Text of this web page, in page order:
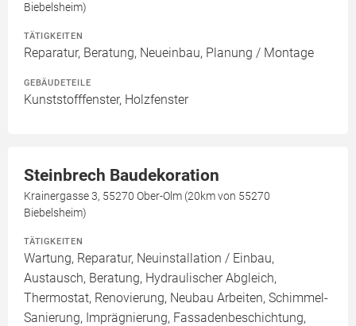
Biebelsheim)
TÄTIGKEITEN
Reparatur, Beratung, Neueinbau, Planung / Montage
GEBÄUDETEILE
Kunststofffenster, Holzfenster
Steinbrech Baudekoration
Krainergasse 3, 55270 Ober-Olm (20km von 55270
Biebelsheim)
TÄTIGKEITEN
Wartung, Reparatur, Neuinstallation / Einbau,
Austausch, Beratung, Hydraulischer Abgleich,
Thermostat, Renovierung, Neubau Arbeiten, Schimmel-
Sanierung, Imprägnierung, Fassadenbeschichtung,